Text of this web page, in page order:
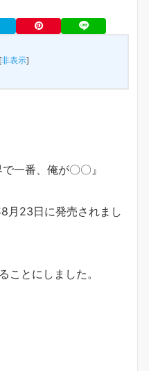
[非表示]
一番、俺が〇〇』
月23日に発売されまし
ことにしました。